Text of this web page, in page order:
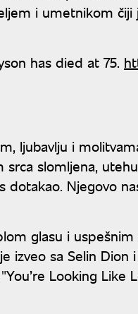
i umetnikom čiji
has died at 75.
ljubavlju i
slomljena,
dotakao. Njegovo
glasu i
sa Selin Dion
Looking Like